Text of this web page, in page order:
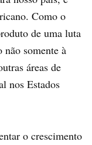
Como o
de uma luta
somente à
áreas de
nos Estados
o crescimento